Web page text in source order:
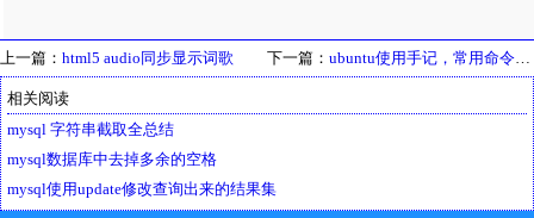
上一篇： html5 audio同步显示词歌 下一篇： ubuntu使用手记，常用命令总结
相关阅读
mysql 字符串截取全总结
mysql数据库中去掉多余的空格
mysql使用update修改查询出来的结果集